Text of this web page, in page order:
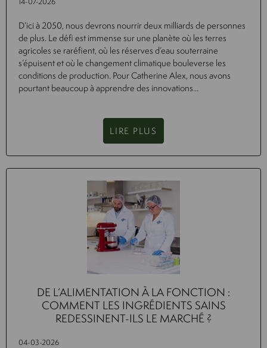
D’ici à 2050, nous devrons nourrir deux milliards de personnes
de plus. Le défi est immense sur une planète où les terres
agricoles se raréfient, où les réserves d’eau souterraine
s’épuisent et où le changement climatique bouleverse les
conditions de production. Pour Catherine Alex, nous avons
pourtant beaucoup à apprendre des innovations...
LIRE PLUS
DE L’ALIMENTATION À LA FONCTION :
COMMENT LES INGRÉDIENTS SAINS
REDESSINENT-ILS LE MARCHÉ ?
04-03-2026